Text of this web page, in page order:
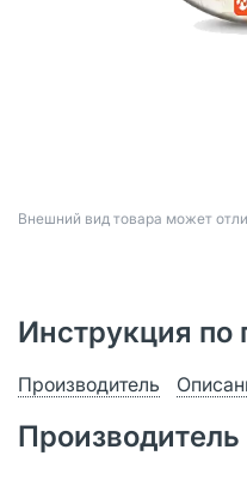
Bнешний вид товара может
Инструкция
Производитель
Производитель